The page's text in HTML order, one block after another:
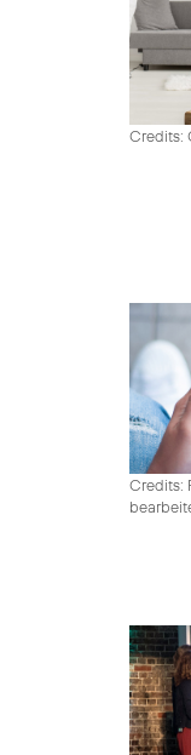
Credits:
Credits: